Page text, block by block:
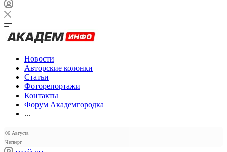
Новости
Авторские колонки
Статьи
Фоторепортажи
Контакты
Форум Академгородка
...
06 Августа
Четверг